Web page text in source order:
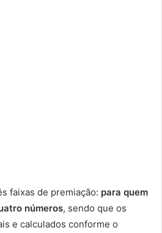
faixas de premiação: para quem
números, sendo que os
e calculados conforme o